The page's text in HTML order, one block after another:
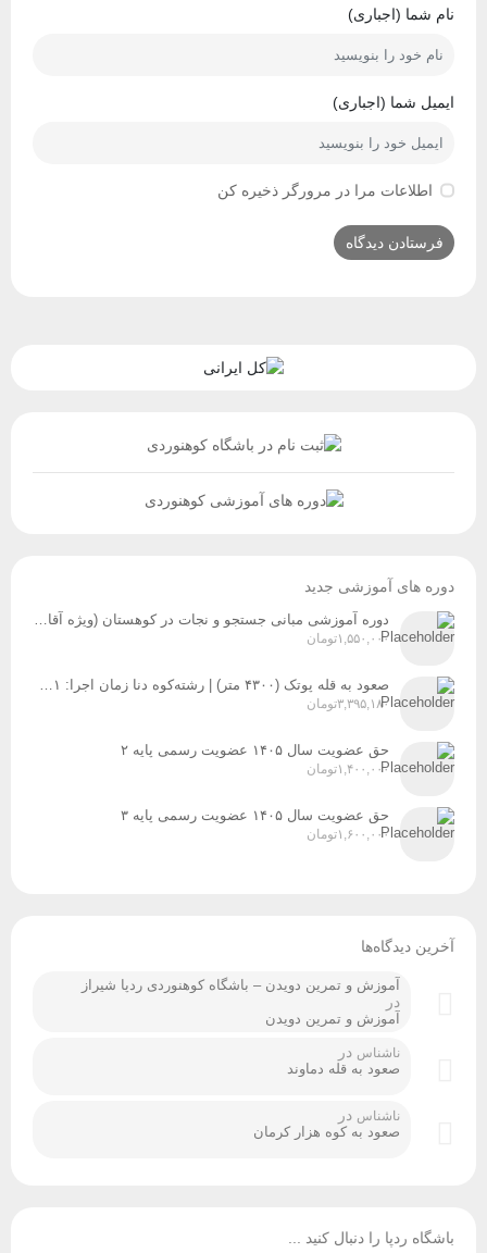
نام شما (اجباری)
ایمیل شما (اجباری)
اطلاعات مرا در مرورگر ذخیره کن
دوره های آموزشی جدید
دوره آموزشی مبانی جستجو و نجات در کوهستان (ویژه آقایان و بانوان) زمان برگزاری: پنج‌شنبه و جمعه، ۸ و ۹ مردادماه
تومان۱,۵۵۰,۰۰۰
صعود به قله پوتک (۴۳۰۰ متر) | رشته‌کوه دنا زمان اجرا: ۳۱ تیر، ۱ و ۲ مردادماه ۱۴۰۵
تومان۳,۳۹۵,۱۸۰
حق عضویت سال ۱۴۰۵ عضویت رسمی پایه ۲
تومان ۱,۴۰۰,۰۰۰
حق عضویت سال ۱۴۰۵ عضویت رسمی پایه ۳
تومان ۱,۶۰۰,۰۰۰
آخرین دیدگاه‌ها
آموزش و تمرین دویدن – باشگاه کوهنوردی ردپا شیراز
آموزش و تمرین دویدن
ناشناسدر
صعود به قله دماوند
ناشناسدر
صعود به کوه هزار کرمان
باشگاه ردپا را دنبال کنید ...